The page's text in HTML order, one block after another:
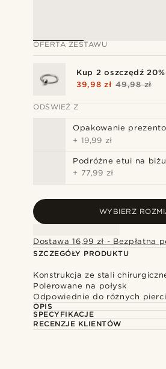
OFERTA ZESTAWU
Kup 2 oszczędź 20%
39,98 zł 49,98 zł
ODŚWIEŻ Z
Opakowanie
+ 19,99 zł
Podróżne etui na
+ 77,99 zł
WYBIERZ
Dostawa 16,99 zł - Bezpłatna
SZCZEGÓŁY PRODUKTU
Konstrukcja ze stali
Polerowane na połysk
Odpowiednie do różnych
OPIS
SPECYFIKACJE
RECENZJE KLIENTÓW